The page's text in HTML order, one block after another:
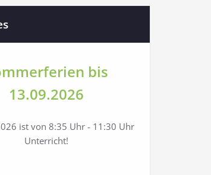
bis
13.09.2026
ist von 8:35 Uhr - 11:30 Uhr
Unterricht!